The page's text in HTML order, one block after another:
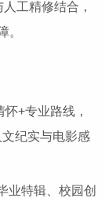
工精修结合，
。
+专业路线，
纪实与电影感
特辑、校园创